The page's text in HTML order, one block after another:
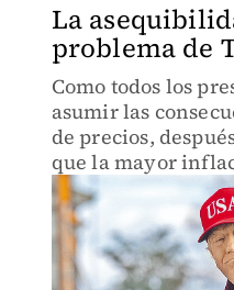
La
problema de
Como todos los
asumir las
de precios,
que la mayor
decisión de su